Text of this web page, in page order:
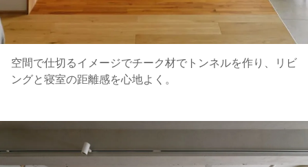
空間で仕切るイメージでチーク材でトンネルを作り、リビ
ングと寝室の距離感を心地よく。